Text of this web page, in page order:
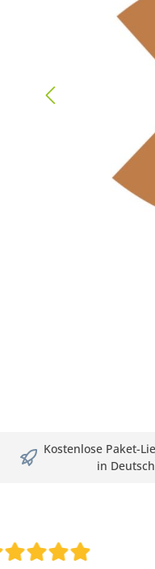
Kostenlose Paket-
in